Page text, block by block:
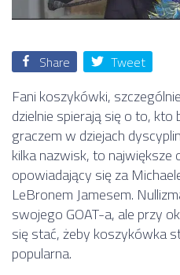
Share Tweet
Fani koszykówki,
dzielnie spierają się o to,
graczem w dziejach
kilka nazwisk, to
opowiadający się za
LeBronem Jamesem.
swojego GOAT-a, ale przy
się stać, żeby koszykówka
popularna.